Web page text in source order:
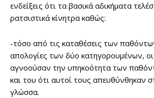
ενδείξεις ότι τα βασικά αδικήματα
ρατσιστικά κίνητρα καθώς:
-τόσο από τις καταθέσεις των
απολογίες των δύο κατηγορουμένων, οι
αγνοούσαν την υπηκοότητα των
και του ότι αυτοί τους απευθύνθηκαν
γλώσσα.